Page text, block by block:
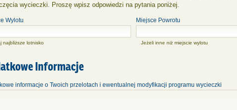
wycieczki. Proszę wpisz odpowiedzi na pytania poniżej.
Wylotu
najbliższe lotnisko
Miejsce Powrotu
Jeżeli inne niż miejscie wylotu
Informacje
informacje o Twoich przelotach i ewentualnej modyfikacji programu wycieczki